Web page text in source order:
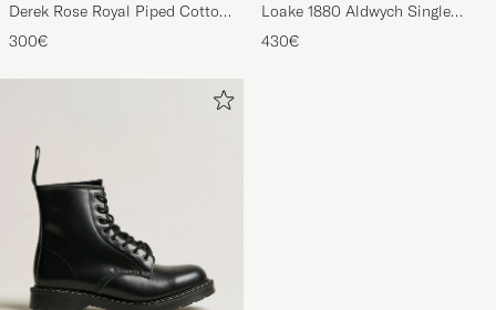
Derek Rose Royal Piped Cotton
Pyjama Set Navy
300€
Loake 1880 Aldwych Single
Oxford Black Calf
430€